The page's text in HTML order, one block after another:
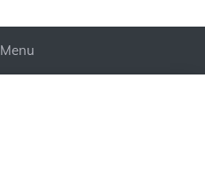
Menu